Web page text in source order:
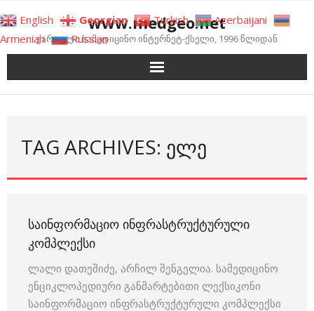
to
content
www.medgeo.net
ქართული სამედიცინო ინტერნეტ-ქსელი, 1996 წლიდან
TAG ARCHIVES: ᲔᲚᲔ
ᲡᲐᲘᲜᲤᲝᲠᲛᲐᲪᲘᲝ ᲘᲜᲤᲠᲐᲡᲢᲠᲣᲥᲢᲣᲠᲣᲚᲘ
ᲙᲝᲛᲞᲚᲔᲥᲡᲘ
ლალი დათეშიძე, არჩილ შენგელია. სამედიცინო
ენციკლოპედიური განმარტებითი ლექსიკონი
საინფორმაციო ინფრასტრუქტურული კომპლექსი
English Georgian Turkish
Azerbaijani
Armenian
Russian